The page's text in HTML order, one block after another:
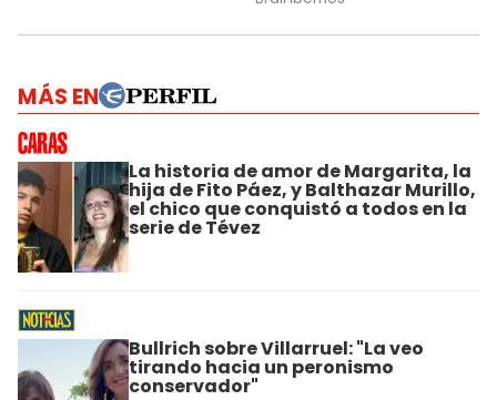
MÁS EN
La historia de amor de Margarita, la
hija de Fito Páez, y Balthazar Murillo,
el chico que conquistó a todos en la
serie de Tévez
Bullrich sobre Villarruel: "La veo
tirando hacia un peronismo
conservador"